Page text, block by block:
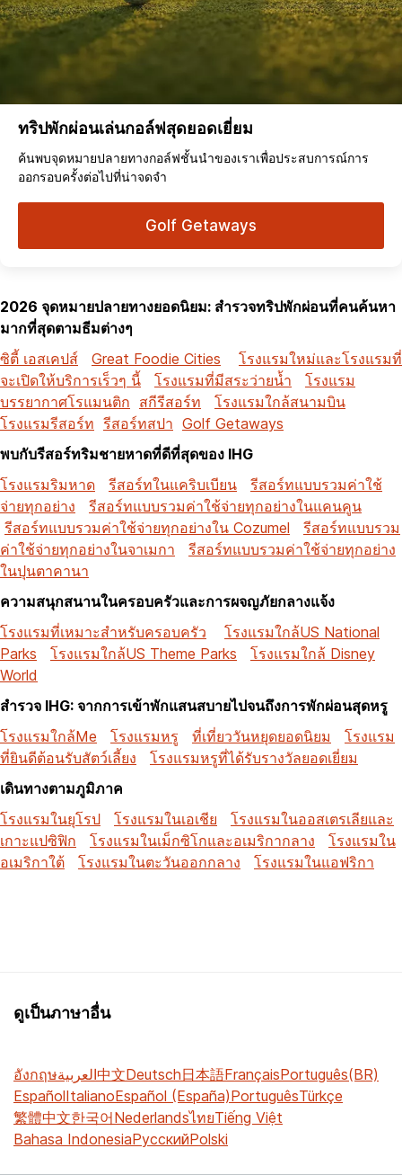
ทริปพักผ่อนเล่นกอล์ฟสุดยอดเยี่ยม
ค้นพบจุดหมายปลายทางกอล์ฟชั้นนำของเราเพื่อประสบการณ์การ
ออกรอบครั้งต่อไปที่น่าจดจำ
Golf Getaways
2026 จุดหมายปลายทางยอดนิยม: สำรวจทริปพักผ่อนที่คนค้นหา
มากที่สุดตามธีมต่างๆ
ซิตี้ เอสเคปส์
Great Foodie Cities
โรงแรมใหม่และโรงแรมที่
จะเปิดให้บริการเร็วๆ นี้
โรงแรมที่มีสระว่ายน้ำ
โรงแรม
บรรยากาศโรแมนติก สกีรีสอร์ท
โรงแรมใกล้สนามบิน
โรงแรมรีสอร์ท รีสอร์ทสปา Golf Getaways
พบกับรีสอร์ทริมชายหาดที่ดีที่สุดของ IHG
โรงแรมริมหาด
รีสอร์ทในแคริบเบียน
รีสอร์ทแบบรวมค่าใช้
จ่ายทุกอย่าง
รีสอร์ทแบบรวมค่าใช้จ่ายทุกอย่างในแคนคูน
รีสอร์ทแบบรวมค่าใช้จ่ายทุกอย่างใน Cozumel
รีสอร์ทแบบรวม
ค่าใช้จ่ายทุกอย่างในจาเมกา
รีสอร์ทแบบรวมค่าใช้จ่ายทุกอย่าง
ในปุนตาคานา
ความสนุกสนานในครอบครัวและการผจญภัยกลางแจ้ง
โรงแรมที่เหมาะสำหรับครอบครัว
โรงแรมใกล้US National
Parks
โรงแรมใกล้US Theme Parks
โรงแรมใกล้ Disney
World
สำรวจ IHG: จากการเข้าพักแสนสบายไปจนถึงการพักผ่อนสุดหรู
โรงแรมใกล้Me
โรงแรมหรู ที่เที่ยววันหยุดยอดนิยม
โรงแรม
ที่ยินดีต้อนรับสัตว์เลี้ยง
โรงแรมหรูที่ได้รับรางวัลยอดเยี่ยม
เดินทางตามภูมิภาค
โรงแรมในยุโรป
โรงแรมในเอเชีย
โรงแรมในออสเตรเลียและ
เกาะแปซิฟิก
โรงแรมในเม็กซิโกและอเมริกากลาง
โรงแรมใน
อเมริกาใต้
โรงแรมในตะวันออกกลาง โรงแรมในแอฟริกา
ดูเป็นภาษาอื่น
อังกฤษالعربية中文Deutsch日本語FrançaisPortuguês(BR)
EspañolItalianoEspañol (España)PortuguêsTürkçe
繁體中文한국어NederlandsไทยTiếng Việt
Bahasa IndonesiaРусскийPolski